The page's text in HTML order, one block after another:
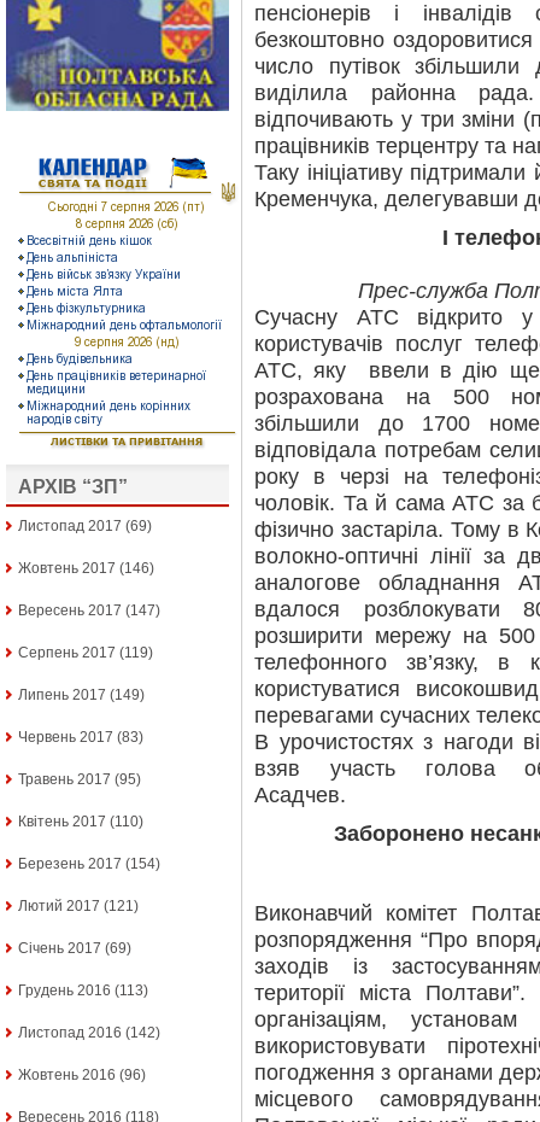
АРХІВ “ЗП”
Листопад 2017 (69)
Жовтень 2017 (146)
Вересень 2017 (147)
Серпень 2017 (119)
Липень 2017 (149)
Червень 2017 (83)
Травень 2017 (95)
Квітень 2017 (110)
Березень 2017 (154)
Лютий 2017 (121)
Січень 2017 (69)
Грудень 2016 (113)
Листопад 2016 (142)
Жовтень 2016 (96)
Вересень 2016 (118)
пенсіонерів і
безкоштовно
число путівок
виділила районна
відпочивають у три зміни
працівників терцентру та
Таку ініціативу
Кременчука, делегувавши
І
Прес-служба
Сучасну АТС відкрито у
користувачів послуг
АТС, яку ввели в дію ще
розрахована на 500
збільшили до 1700
відповідала потребам
року в черзі на
чоловік. Та й сама АТС за
фізично застаріла. Тому в
волокно-оптичні лінії за
аналогове обладнання
вдалося розблокувати
розширити мережу на 500
телефонного зв’язку, в
користуватися
перевагами сучасних
В урочистостях з нагоди
взяв участь голова
Асадчев.
Заборонено
Виконавчий комітет
розпорядження “Про
заходів із
території міста
організаціям,
використовувати
погодження з органами
місцевого